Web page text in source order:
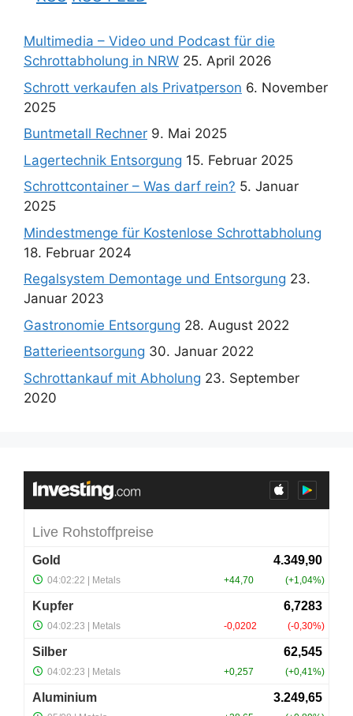
Multimedia – Video und Podcast für die
Schrottabholung in NRW 25. April 2026
Schrott verkaufen als Privatperson 6. November
2025
Buntmetall Rechner 9. Mai 2025
Lagertechnik Entsorgung 15. Februar 2025
Schrottcontainer – Was darf rein? 5. Januar
2025
Mindestmenge für Kostenlose Schrottabholung
18. Februar 2024
Regalsystem Demontage und Entsorgung 23.
Januar 2023
Gastronomie Entsorgung 28. August 2022
Batterieentsorgung 30. Januar 2022
Schrottankauf mit Abholung 23. September
2020